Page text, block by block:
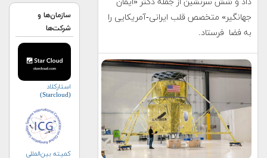
داد و شش سرنشین از جمله دکتر «ایمان
جهانگیر» متخصص قلب ایرانی-آمریکایی را
به فضا فرستاد.
سازمان‌ها و
شرکت‌ها
استارکلاد
(Starcloud)
کمیته بین‌المللی